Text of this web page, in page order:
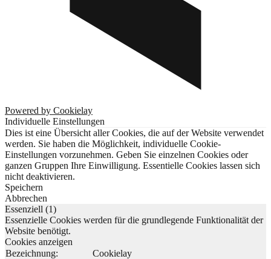
Powered by Cookielay
Individuelle Einstellungen
Dies ist eine Übersicht aller Cookies, die auf der Website verwendet
werden. Sie haben die Möglichkeit, individuelle Cookie-
Einstellungen vorzunehmen. Geben Sie einzelnen Cookies oder
ganzen Gruppen Ihre Einwilligung. Essentielle Cookies lassen sich
nicht deaktivieren.
Speichern
Abbrechen
Essenziell (1)
Essenzielle Cookies werden für die grundlegende Funktionalität der
Website benötigt.
Cookies anzeigen
Bezeichnung:
Cookielay